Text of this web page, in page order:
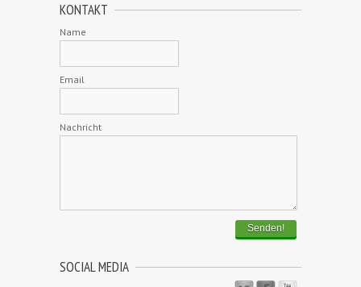
KONTAKT
Name
Email
Nachricht
Senden!
SOCIAL MEDIA